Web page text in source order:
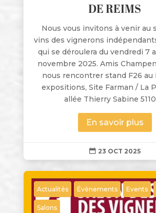
DE REIMS
Nous vous invitons à venir au
vins des vignerons
qui se déroulera du vendredi 7
novembre 2025. Amis
nous rencontrer stand F26 au
expositions, Site Farman / La
allée Thierry Sabine
En savoir plus
 23 OCT 2025
Actualités Évènements Events
Salons